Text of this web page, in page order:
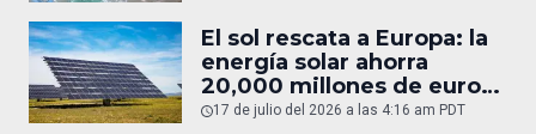
El sol rescata a Europa: la
energía solar ahorra
20,000 millones de euros
en gas
17 de julio del 2026 a las 4:16 am PDT